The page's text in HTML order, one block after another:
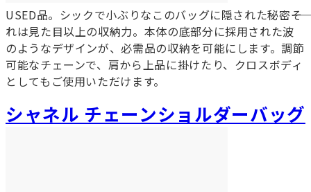
USED品。シックで小ぶりなこのバッグに隠された秘密――そ
れは見た目以上の収納力。本体の底部分に採用された波
のようなデザインが、必需品の収納を可能にします。調節
可能なチェーンで、肩から上品に掛けたり、クロスボディ
としてもご使用いただけます。
シャネル チェーンショルダーバッグ